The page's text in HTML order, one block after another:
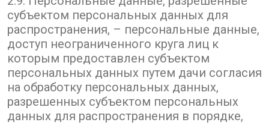
субъектом персональных данных для
распространения, – персональные данные,
доступ неограниченного круга лиц к
которым предоставлен субъектом
персональных данных путем дачи согласия
на обработку персональных данных,
разрешенных субъектом персональных
данных для распространения в порядке,